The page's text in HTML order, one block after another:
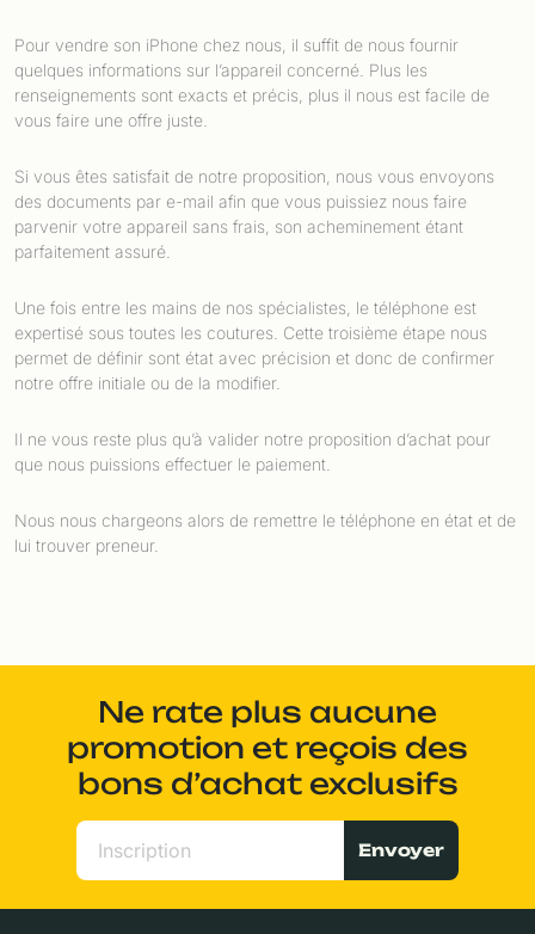
Pour vendre son iPhone chez nous, il suffit de nous fournir
quelques informations sur l’appareil concerné. Plus les
renseignements sont exacts et précis, plus il nous est facile de
vous faire une offre juste.
Si vous êtes satisfait de notre proposition, nous vous envoyons
des documents par e-mail afin que vous puissiez nous faire
parvenir votre appareil sans frais, son acheminement étant
parfaitement assuré.
Une fois entre les mains de nos spécialistes, le téléphone est
expertisé sous toutes les coutures. Cette troisième étape nous
permet de définir sont état avec précision et donc de confirmer
notre offre initiale ou de la modifier.
Il ne vous reste plus qu’à valider notre proposition d’achat pour
que nous puissions effectuer le paiement.
Nous nous chargeons alors de remettre le téléphone en état et de
lui trouver preneur.
Ne rate plus aucune
promotion et reçois des
bons d’achat exclusifs
Envoyer